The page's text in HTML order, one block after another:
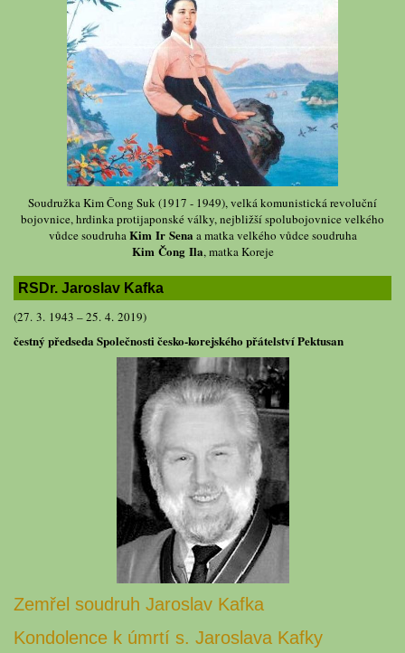
Soudružka Kim Čong Suk (1917 - 1949), velká komunistická revoluční
bojovnice, hrdinka protijaponské války, nejbližší spolubojovnice velkého
vůdce soudruhaKim Ir Sena a matka velkého vůdce soudruha
Kim Čong Ila, matka Koreje
RSDr. Jaroslav Kafka
(27. 3. 1943 – 25. 4. 2019)
čestný předseda Společnosti česko-korejského přátelství Pektusan
Zemřel soudruh Jaroslav Kafka
Kondolence k úmrtí s. Jaroslava Kafky